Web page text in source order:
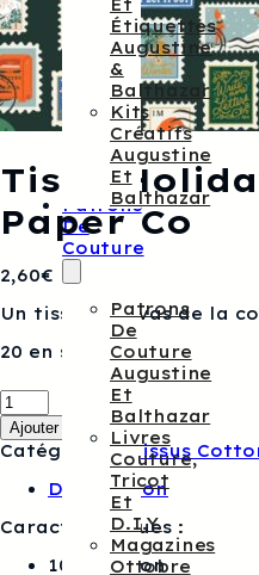
Et
Étiquettes
Augustine
&
Balthazar
Kits
Créatifs
Augustine
Et
Balthazar
Patrons
De
Couture
Patrons
De
Couture
Augustine
Et
Balthazar
Livres
Couture,
Tricot
Et
D.I.Y.
Magazines
Ottobre
Tissu
Paper Co
2,60€
Un tissu canevas de la
20 en stock
quantité
de
Tissu
Holidays
Holiday
stamps
evergreen
metallic
Ajouter au panier
Catégories :Tissus
Description
Caractéristiques :
100% coton